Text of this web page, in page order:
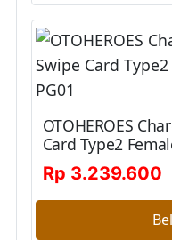
OTOHEROES
Card Type2
Rp 3.239.600